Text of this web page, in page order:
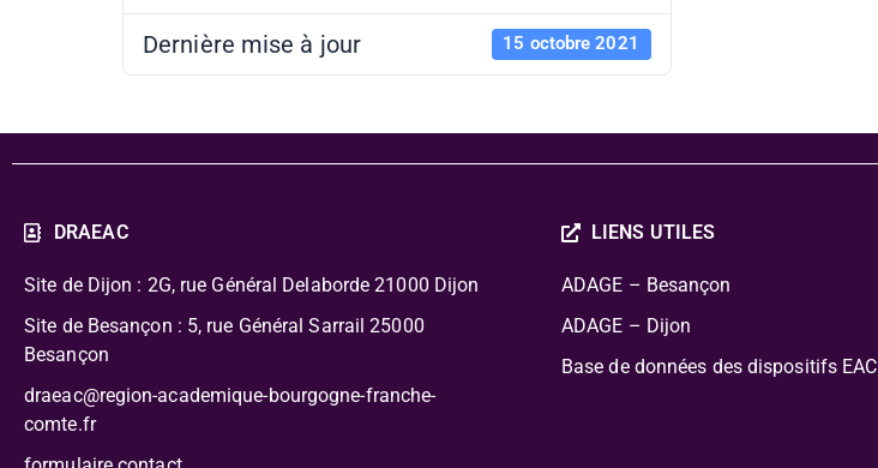
Dernière mise à jour 15 octobre 2021
DRAEAC
Site de Dijon : 2G, rue Général Delaborde 21000 Dijon
Site de Besançon : 5, rue Général Sarrail 25000
Besançon
draeac@region-academique-bourgogne-franche-
comte.fr
LIENS UTILES
ADAGE – Besançon
ADAGE – Dijon
Base de données des dispositifs EAC